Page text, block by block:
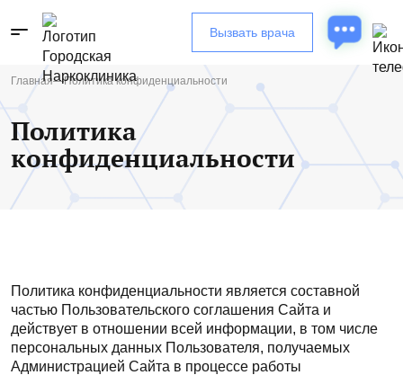
Вызвать врача
Главная Политика конфиденциальности
Политика
конфиденциальности
Политика конфиденциальности является составной
частью Пользовательского соглашения Сайта и
действует в отношении всей информации, в том числе
персональных данных Пользователя, получаемых
Администрацией Сайта в процессе работы
Городская
Наркоклиника
Поиск по сайту
Городская
Наркоклиника
Выберите город